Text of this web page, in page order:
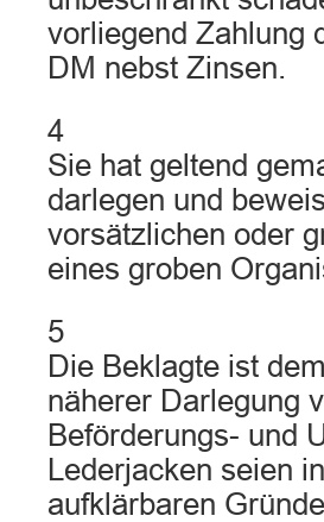
vorliegend Zahlung
DM nebst Zinsen.
4
Sie hat geltend
darlegen und
vorsätzlichen oder
eines groben
5
Die Beklagte ist
näherer Darlegung
Beförderungs- und
Lederjacken seien
aufklärbaren